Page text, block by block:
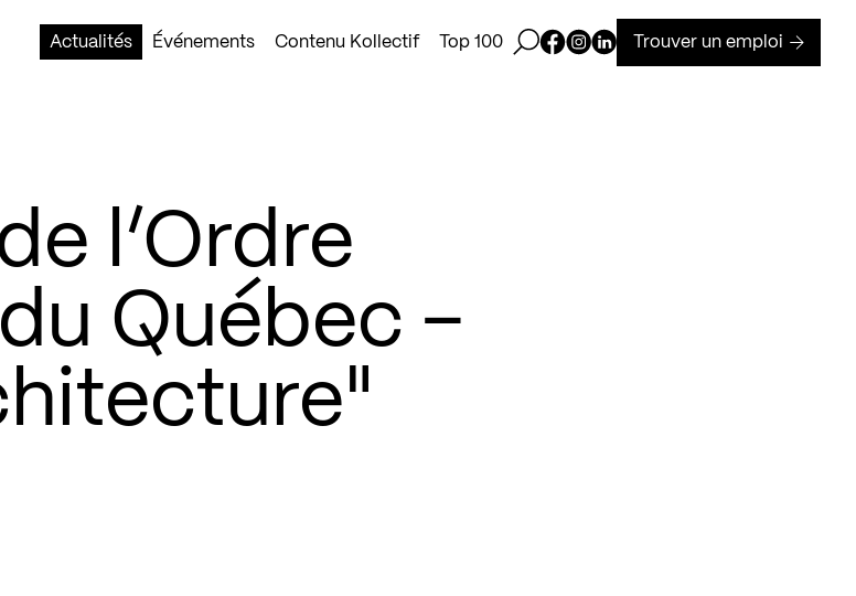
Actualités
Événements Contenu Kollectif Top 100 Ouvrir la barre de recherche
Page Facebook de Kollectif
Page Instagram de Kollectif
Page Linkedin de Kollectif
Trouver un emploi
l’Ordre
Québec –